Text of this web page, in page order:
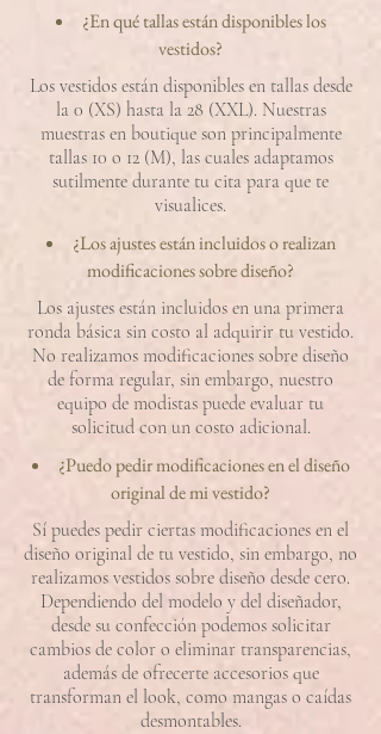
¿En qué tallas están disponibles los
vestidos?
Los vestidos están disponibles en tallas desde
la 0 (XS) hasta la 28 (XXL). Nuestras
muestras en boutique son principalmente
tallas 10 o 12 (M), las cuales adaptamos
sutilmente durante tu cita para que te
visualices.
¿Los ajustes están incluidos o realizan
modificaciones sobre diseño?
Los ajustes están incluidos en una primera
ronda básica sin costo al adquirir tu vestido.
No realizamos modificaciones sobre diseño
de forma regular, sin embargo, nuestro
equipo de modistas puede evaluar tu
solicitud con un costo adicional.
¿Puedo pedir modificaciones en el diseño
original de mi vestido?
Sí puedes pedir ciertas modificaciones en el
diseño original de tu vestido, sin embargo, no
realizamos vestidos sobre diseño desde cero.
Dependiendo del modelo y del diseñador,
desde su confección podemos solicitar
cambios de color o eliminar transparencias,
además de ofrecerte accesorios que
transforman el look, como mangas o caídas
desmontables.